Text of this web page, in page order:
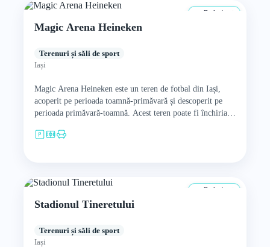
De la 4 ani
Magic Arena Heineken
Terenuri și săli de sport
Iași
Magic Arena Heineken este un teren de fotbal din Iași,
acoperit pe perioada toamnă-primăvară și descoperit pe
perioada primăvară-toamnă. Acest teren poate fi închiriat
De la 4 ani
Stadionul Tineretului
Terenuri și săli de sport
Iași